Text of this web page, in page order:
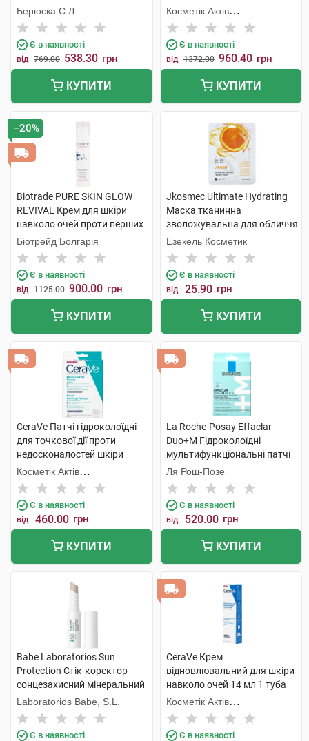
Беріоска С.Л.
Є в наявності
від 769.00 538.30 грн
КУПИТИ
Косметік Актів
Інтернаціональ
Є в наявності
від 1372.00 960.40 грн
КУПИТИ
−20%
Biotrade PURE SKIN GLOW
REVIVAL Крем для шкіри
навколо очей проти перших
ознак старіння і темних кіл
15 мл 1 флакон
Біотрейд Болгарія
Є в наявності
від 1125.00 900.00 грн
КУПИТИ
Jkosmec Ultimate Hydrating
Маска тканинна
зволожувальна для обличчя
з вітамінами 25 мл 1 шт
Езекель Косметик
Є в наявності
від 25.90 грн
КУПИТИ
CeraVe Патчі гідроколоїдні
для точкової дії проти
недосконалостей шкіри
обличчя 22 шт
Косметік Актів
Інтернаціональ
Є в наявності
від 460.00 грн
КУПИТИ
La Roche-Posay Effaclar
Duo+M Гідроколоїдні
мультифункціональні патчі
для захисту шкіри обличчя
22 шт
Ля Рош-Позе
Є в наявності
від 520.00 грн
КУПИТИ
Babe Laboratorios Sun
Protection Стік-коректор
сонцезахисний мінеральний
для контуру очей з
фізичними фільтрами SPF50
4 г 1 стік
Laboratorios Babe, S.L.
Є в наявності
CeraVe Крем
відновлювальний для шкіри
навколо очей 14 мл 1 туба
Косметік Актів
Інтернаціональ
Є в наявності